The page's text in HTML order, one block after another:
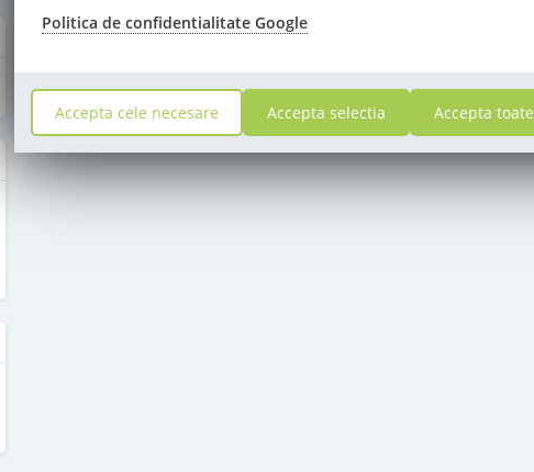
Politica de confidentialitate Google
Accepta cele necesare Accepta selectia Accepta toate